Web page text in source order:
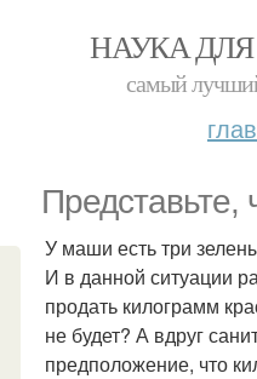
НАУКА
самый
У маши есть три
И в данной ситуации
продать килограмм
не будет? А вдруг
предположение, что